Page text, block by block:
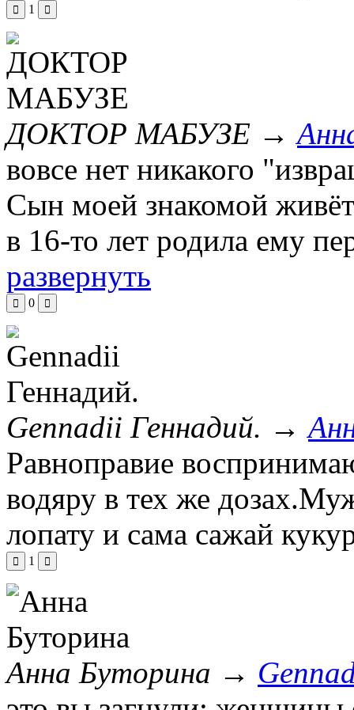
1
ДОКТОР МАБУЗЕ →
вовсе нет никакого
Сын моей знакомой
в 16-то лет родила ему
развернуть
0
Gennadii Геннадий. →
Равноправие
водяру в тех же
лопату и сама сажай
1
Анна Буторина →